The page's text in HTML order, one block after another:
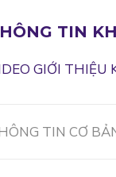
TIN
GIỚI THIỆU
TIN CƠ